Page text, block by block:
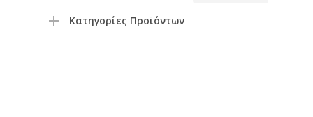
Κατηγορίες Προϊόντων